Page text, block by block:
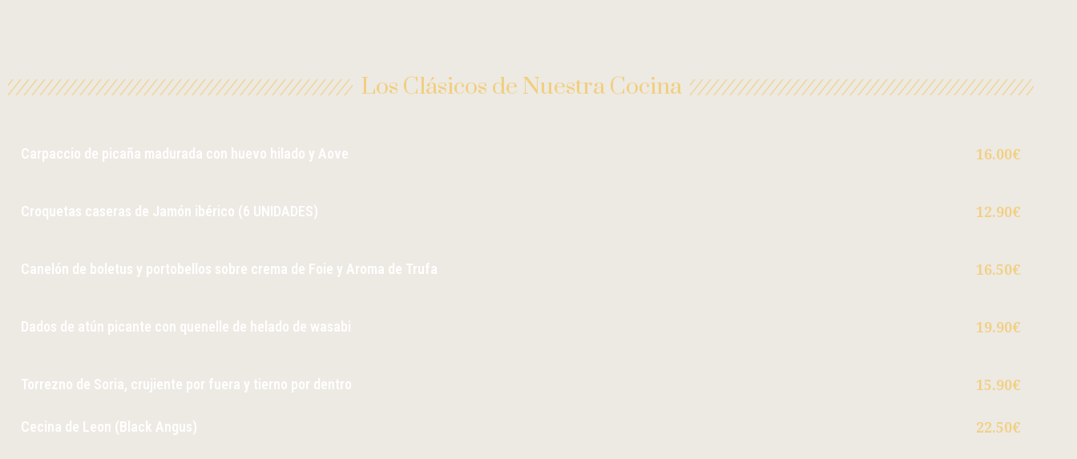
Los Clásicos de Nuestra Cocina
Carpaccio de picaña madurada con huevo hilado y Aove 16.00€
Croquetas caseras de Jamón ibérico (6 UNIDADES) 12.90€
Canelón de boletus y portobellos sobre crema de Foie y Aroma de Trufa 16.50€
Dados de atún picante con quenelle de helado de wasabi 19.90€
Torrezno de Soria, crujiente por fuera y tierno por dentro 15.90€
Cecina de Leon (Black Angus) 22.50€